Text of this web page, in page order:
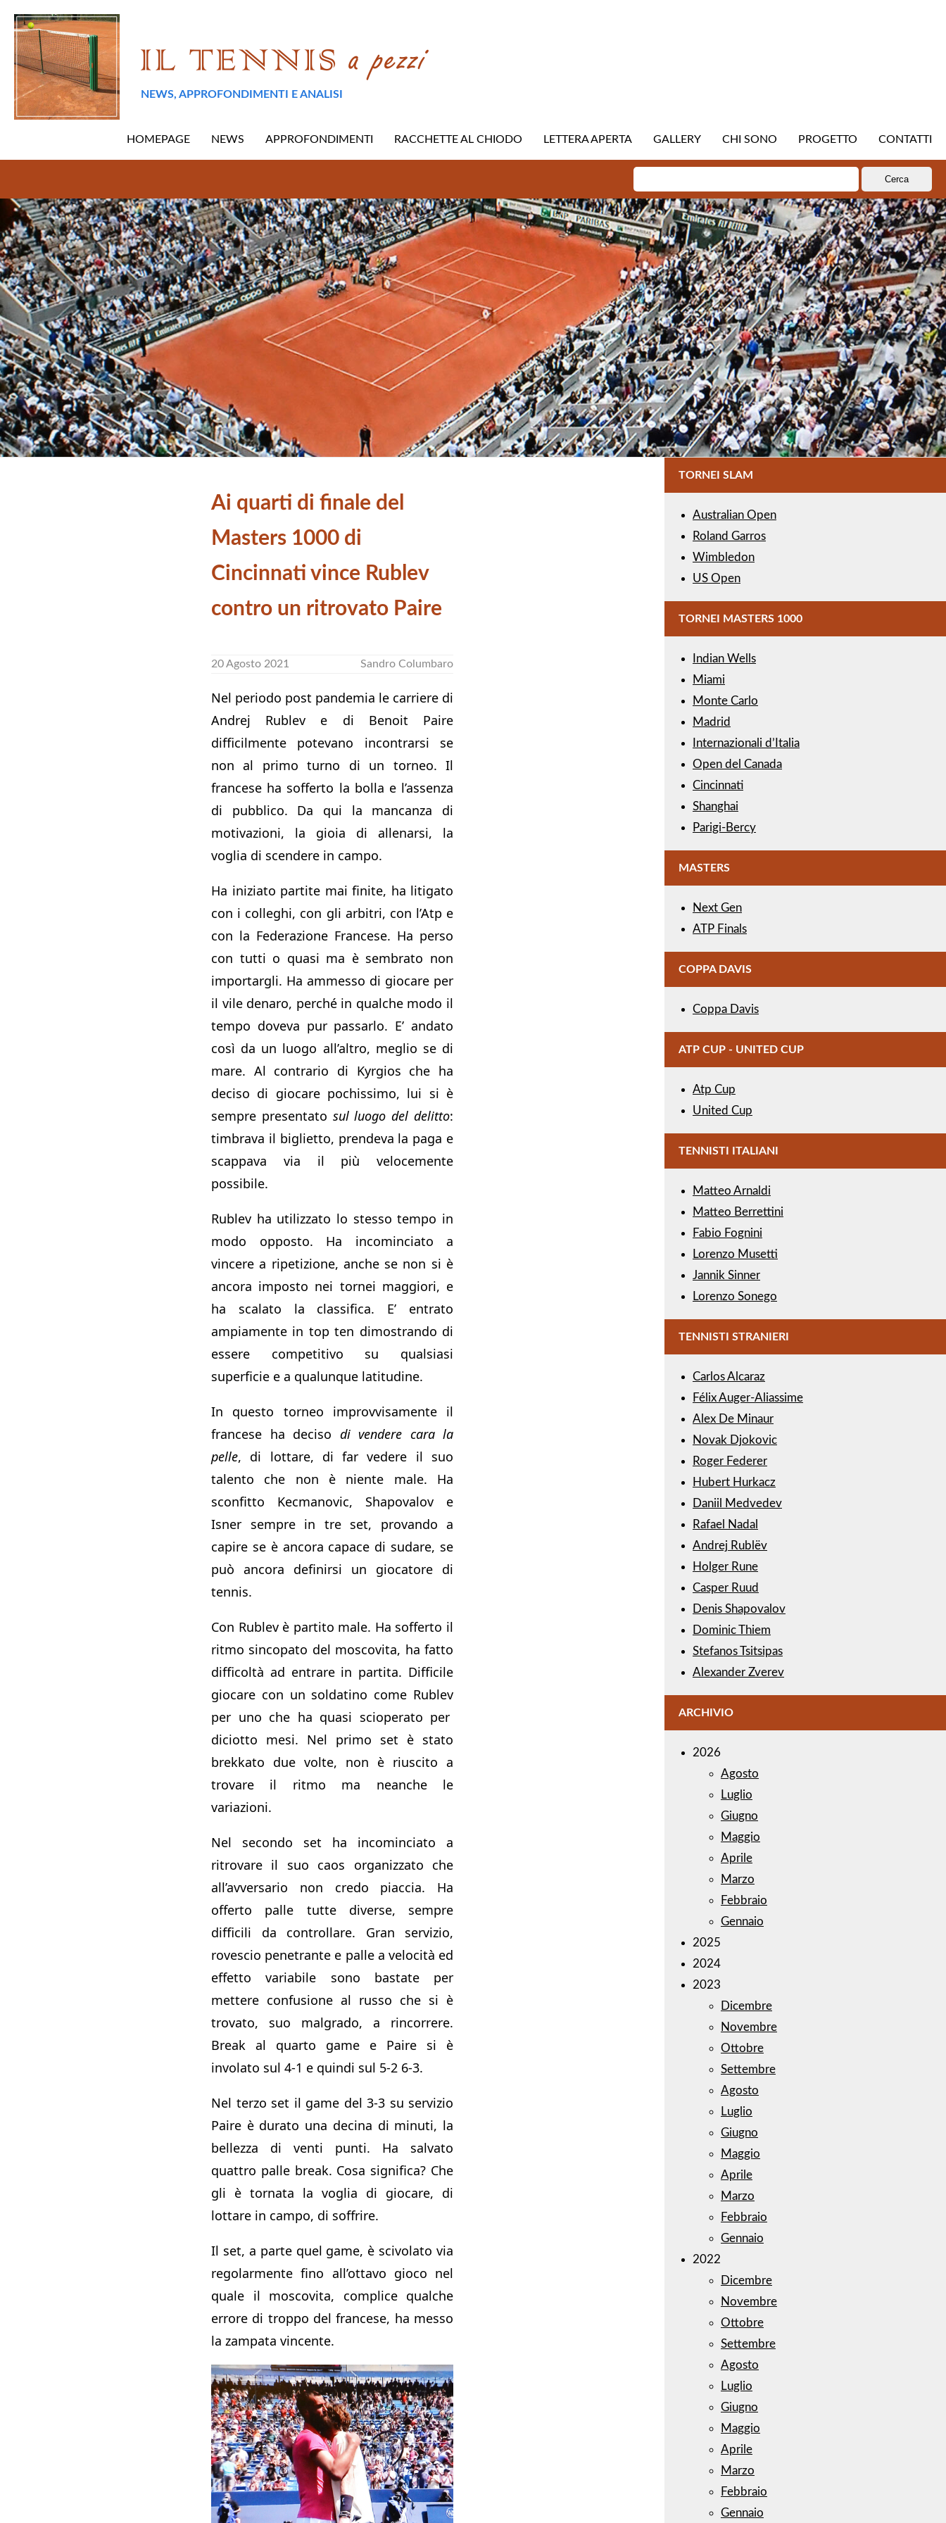
NEWS, APPROFONDIMENTI E ANALISI
HOMEPAGE NEWS APPROFONDIMENTI RACCHETTE AL CHIODO LETTERA APERTA GALLERY CHI SONO PROGETTO CONTATTI
per:
Ai quarti di finale del
Masters 1000 di
Cincinnati vince Rublev
contro un ritrovato Paire
20 Agosto 2021 Sandro Columbaro
Nel periodo post pandemia le carriere di
Andrej Rublev e di Benoit Paire
difficilmente potevano incontrarsi se
non al primo turno di un torneo. Il
francese ha sofferto la bolla e l’assenza
di pubblico. Da qui la mancanza di
motivazioni, la gioia di allenarsi, la
voglia di scendere in campo.
Ha iniziato partite mai finite, ha litigato
con i colleghi, con gli arbitri, con l’Atp e
con la Federazione Francese. Ha perso
con tutti o quasi ma è sembrato non
importargli. Ha ammesso di giocare per
il vile denaro, perché in qualche modo il
tempo doveva pur passarlo. E’ andato
così da un luogo all’altro, meglio se di
mare. Al contrario di Kyrgios che ha
deciso di giocare pochissimo, lui si è
sempre presentato sul luogo del delitto:
timbrava il biglietto, prendeva la paga e
scappava via il più velocemente
possibile.
Rublev ha utilizzato lo stesso tempo in
modo opposto. Ha incominciato a
vincere a ripetizione, anche se non si è
ancora imposto nei tornei maggiori, e
ha scalato la classifica. E’ entrato
ampiamente in top ten dimostrando di
essere competitivo su qualsiasi
superficie e a qualunque latitudine.
In questo torneo improvvisamente il
francese ha deciso di vendere cara la
pelle, di lottare, di far vedere il suo
talento che non è niente male. Ha
sconfitto Kecmanovic, Shapovalov e
Isner sempre in tre set, provando a
capire se è ancora capace di sudare, se
può ancora definirsi un giocatore di
tennis.
Con Rublev è partito male. Ha sofferto il
ritmo sincopato del moscovita, ha fatto
difficoltà ad entrare in partita. Difficile
giocare con un soldatino come Rublev
per uno che ha quasi scioperato per
diciotto mesi. Nel primo set è stato
brekkato due volte, non è riuscito a
trovare il ritmo ma neanche le
variazioni.
Nel secondo set ha incominciato a
ritrovare il suo caos organizzato che
all’avversario non credo piaccia. Ha
offerto palle tutte diverse, sempre
difficili da controllare. Gran servizio,
rovescio penetrante e palle a velocità ed
effetto variabile sono bastate per
mettere confusione al russo che si è
trovato, suo malgrado, a rincorrere.
Break al quarto game e Paire si è
involato sul 4-1 e quindi sul 5-2 6-3.
Nel terzo set il game del 3-3 su servizio
Paire è durato una decina di minuti, la
bellezza di venti punti. Ha salvato
quattro palle break. Cosa significa? Che
gli è tornata la voglia di giocare, di
lottare in campo, di soffrire.
Il set, a parte quel game, è scivolato via
regolarmente fino all’ottavo gioco nel
quale il moscovita, complice qualche
errore di troppo del francese, ha messo
la zampata vincente.
TORNEI SLAM
Australian Open
Roland Garros
Wimbledon
US Open
TORNEI MASTERS 1000
Indian Wells
Miami
Monte Carlo
Madrid
Internazionali d’Italia
Open del Canada
Cincinnati
Shanghai
Parigi-Bercy
MASTERS
Next Gen
ATP Finals
COPPA DAVIS
Coppa Davis
ATP CUP - UNITED CUP
Atp Cup
United Cup
TENNISTI ITALIANI
Matteo Arnaldi
Matteo Berrettini
Fabio Fognini
Lorenzo Musetti
Jannik Sinner
Lorenzo Sonego
TENNISTI STRANIERI
Carlos Alcaraz
Félix Auger-Aliassime
Alex De Minaur
Novak Djokovic
Roger Federer
Hubert Hurkacz
Daniil Medvedev
Rafael Nadal
Andrej Rublëv
Holger Rune
Casper Ruud
Denis Shapovalov
Dominic Thiem
Stefanos Tsitsipas
Alexander Zverev
ARCHIVIO
2026
Agosto
Luglio
Giugno
Maggio
Aprile
Marzo
Febbraio
Gennaio
2025
2024
2023
Dicembre
Novembre
Ottobre
Settembre
Agosto
Luglio
Giugno
Maggio
Aprile
Marzo
Febbraio
Gennaio
2022
Dicembre
Novembre
Ottobre
Settembre
Agosto
Luglio
Giugno
Maggio
Aprile
Marzo
Febbraio
Gennaio